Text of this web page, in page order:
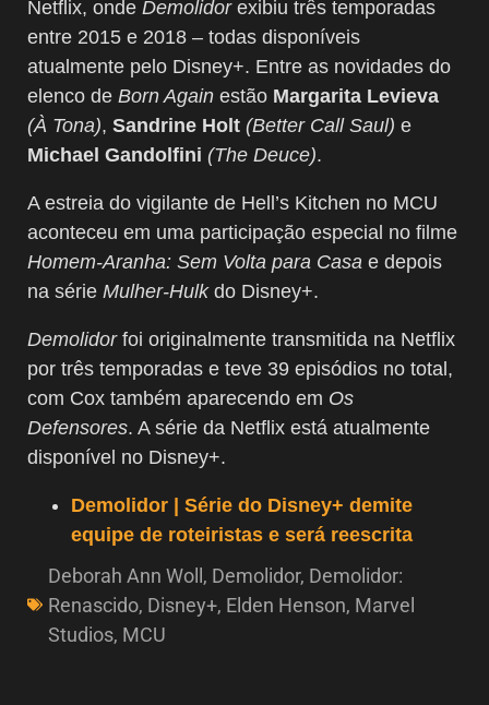
Netflix, onde Demolidorexibiu três temporadas
entre 2015 e 2018 – todas disponíveis
atualmente pelo Disney+. Entre as novidades do
elenco de Born Again estão Margarita Levieva
(À Tona), Sandrine Holt (Better Call Saul) e
Michael Gandolfini (The Deuce).
A estreia do vigilante de Hell’s Kitchen no MCU
aconteceu em uma participação especial no filme
Homem-Aranha: Sem Volta para Casa e depois
na série Mulher-Hulkdo Disney+.
Demolidorfoi originalmente transmitida na Netflix
por três temporadas e teve 39 episódios no total,
com Cox também aparecendo em Os
Defensores. A série da Netflix está atualmente
disponível no Disney+.
Demolidor | Série do Disney+ demite
equipe de roteiristas e será reescrita
Deborah Ann Woll , Demolidor, Demolidor:
Renascido, Disney+, Elden Henson, Marvel
Studios, MCU